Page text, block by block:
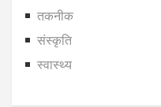
तकनीक
संस्कृति
स्वास्थ्य